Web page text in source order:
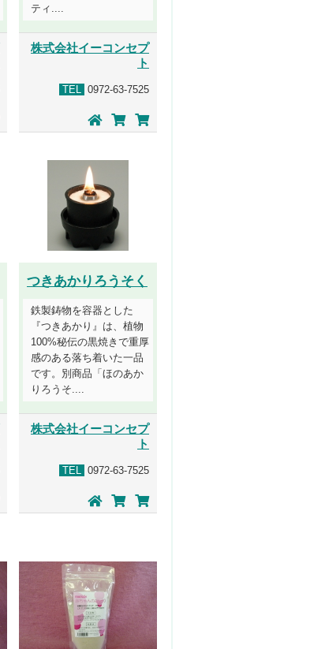
ティ....
株式会社イーコンセプ
ト
TEL 0972-63-7525
つきあかりろうそく
鉄製鋳物を容器とした
『つきあかり』は、植物
100%秘伝の黒焼きで重厚
感のある落ち着いた一品
です。別商品「ほのあか
りろうそ....
株式会社イーコンセプ
ト
TEL 0972-63-7525